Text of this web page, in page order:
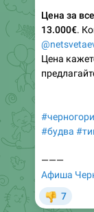
Цена за
13.000€.
Цена
#будва
———
Афиша
7